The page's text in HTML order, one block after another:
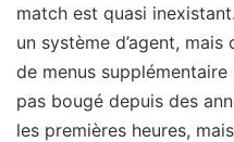
match est quasi
un système d’agent,
de menus supplémentaire
pas bougé depuis des
les premières heures,